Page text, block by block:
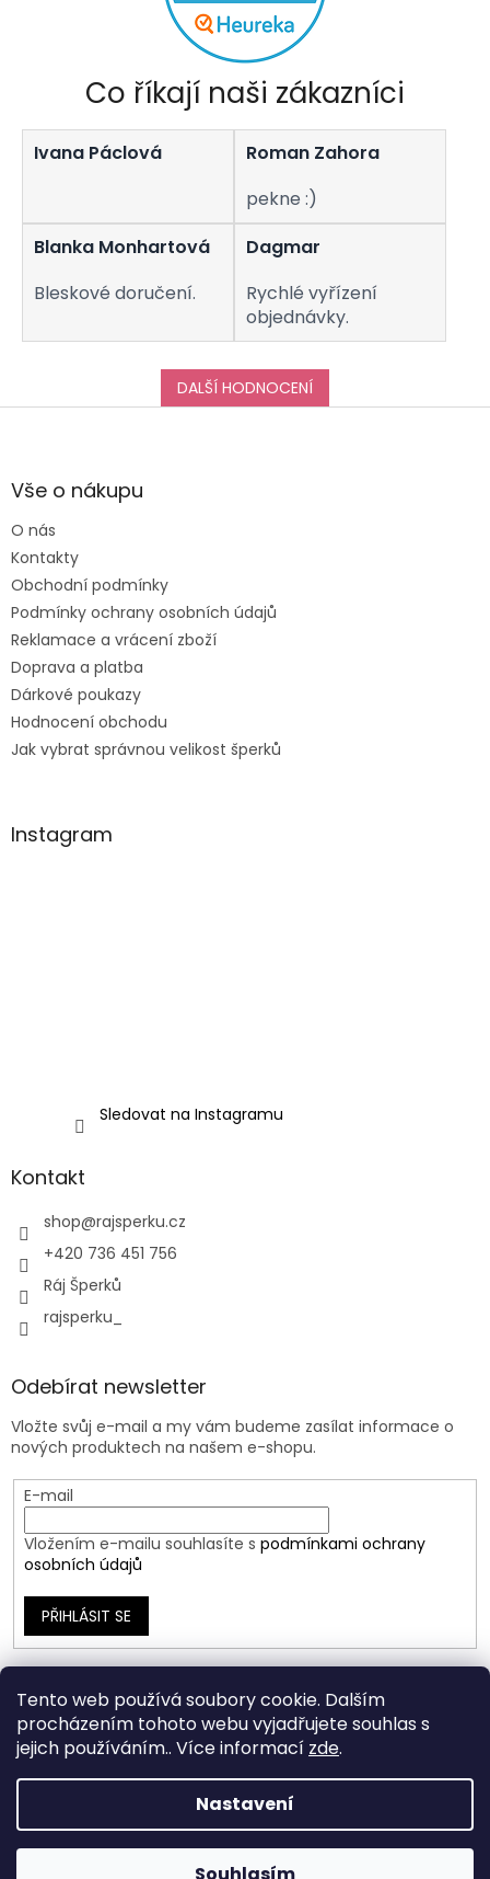
Tento web používá soubory cookie. Dalším
procházením tohoto webu vyjadřujete souhlas s
jejich používáním.. Více informací zde.
Nastavení
Co říkají naši zákazníci
Ivana Páclová
Roman Zahora
pekne :)
Blanka Monhartová
Bleskové doručení.
Dagmar
Rychlé vyřízení
objednávky.
DALŠÍ HODNOCENÍ
Z
aVše o nákupu
O nás
Kontakty
Obchodní podmínky
Podmínky ochrany osobních údajů
Reklamace a vrácení zboží
Doprava a platba
Dárkové poukazy
Hodnocení obchodu
Jak vybrat správnou velikost šperků
Instagram
Sledovat na Instagramu
Kontakt
shop@rajsperku.cz
+420 736 451 756
Ráj Šperků
rajsperku_
Odebírat newsletter
Vložte svůj e-mail a my vám budeme zasílat informace o
nových produktech na našem e-shopu.
E-mail
Vložením e-mailu souhlasíte s podmínkami ochrany
osobních údajů
PŘIHLÁSIT SE
Vytvořil Shoptet